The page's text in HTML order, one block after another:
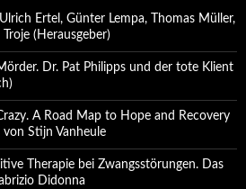
Ertel, Günter Lempa, Thomas Müller,
(Herausgeber)
Dr. Pat Philipps und der tote Klient
A Road Map to Hope and Recovery
von Stijn Vanheule
Therapie bei Zwangsstörungen. Das
Didonna